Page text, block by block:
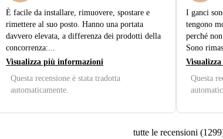
È facile da installare, rimuovere, spostare e
rimettere al suo posto. Hanno una portata
davvero elevata, a differenza dei prodotti della
concorrenza:...
Visualizza più informazioni
Questa recensione è stata tradotta
automaticamente.
I ganci
tengono
perché
Sono
Questa
tutte le recensioni (1299